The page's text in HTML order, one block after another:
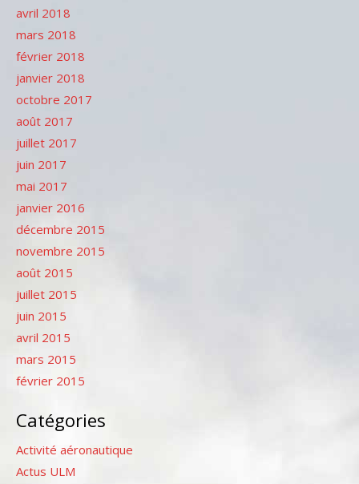
avril 2018
mars 2018
février 2018
janvier 2018
octobre 2017
août 2017
juillet 2017
juin 2017
mai 2017
janvier 2016
décembre 2015
novembre 2015
août 2015
juillet 2015
juin 2015
avril 2015
mars 2015
février 2015
Catégories
Activité aéronautique
Actus ULM